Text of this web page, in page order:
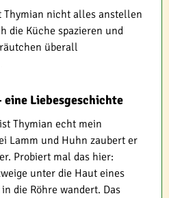
Thymian nicht alles anstellen
die Küche spazieren und
überall
Liebesgeschichte
Thymian echt mein
Lamm und Huhn zaubert er
Probiert mal das hier:
unter die Haut eines
die Röhre wandert. Das